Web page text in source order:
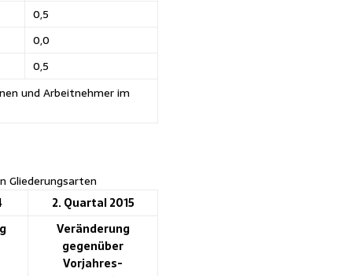
und Arbeitnehmer im
0,5
0,0
0,5
Gliederungsarten
2. Quartal 2015
Veränderung
gegenüber
Vorjahres-